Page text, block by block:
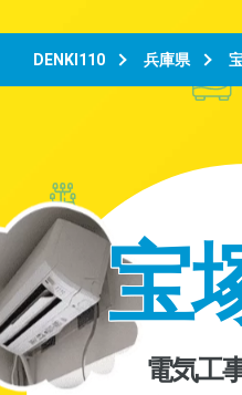
DENKI110 兵庫県
宝
電気工